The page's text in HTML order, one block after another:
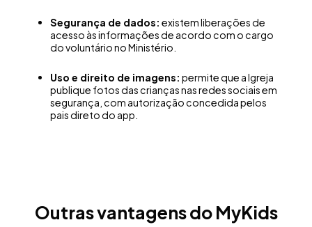
Segurança de dados: existem liberações de
acesso às informações de acordo com o cargo
do voluntário no Ministério.
Uso e direito de imagens: permite que a Igreja
publique fotos das crianças nas redes sociais em
segurança, com autorização concedida pelos
pais direto do app.
Outras vantagens do MyKids